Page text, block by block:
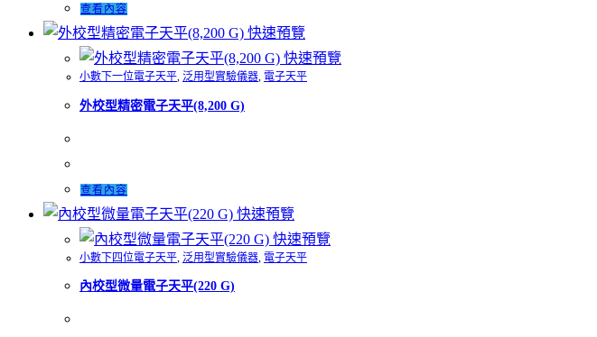
查看內容
快速預覽
快速預覽
小數下一位電子天平, 泛用型實驗儀器, 電子天平
外校型精密電子天平(8,200 G)
查看內容
快速預覽
快速預覽
小數下四位電子天平 泛用型實驗儀器 電子天平
內校型微量電子天平(220 G)